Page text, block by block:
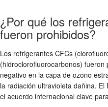
¿Por qué los
fueron prohibidos?
Los refrigerantes CFCs
(hidroclorofluorocarbonos)
negativo en la capa de ozono
la radiación ultravioleta dañina.
el acuerdo internacional clave